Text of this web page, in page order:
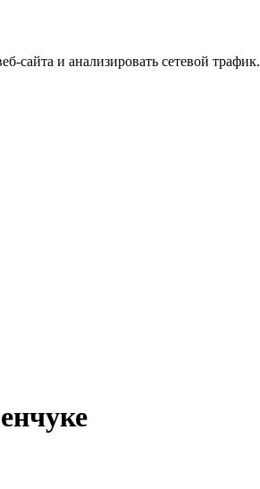
сайта и анализировать сетевой трафик.